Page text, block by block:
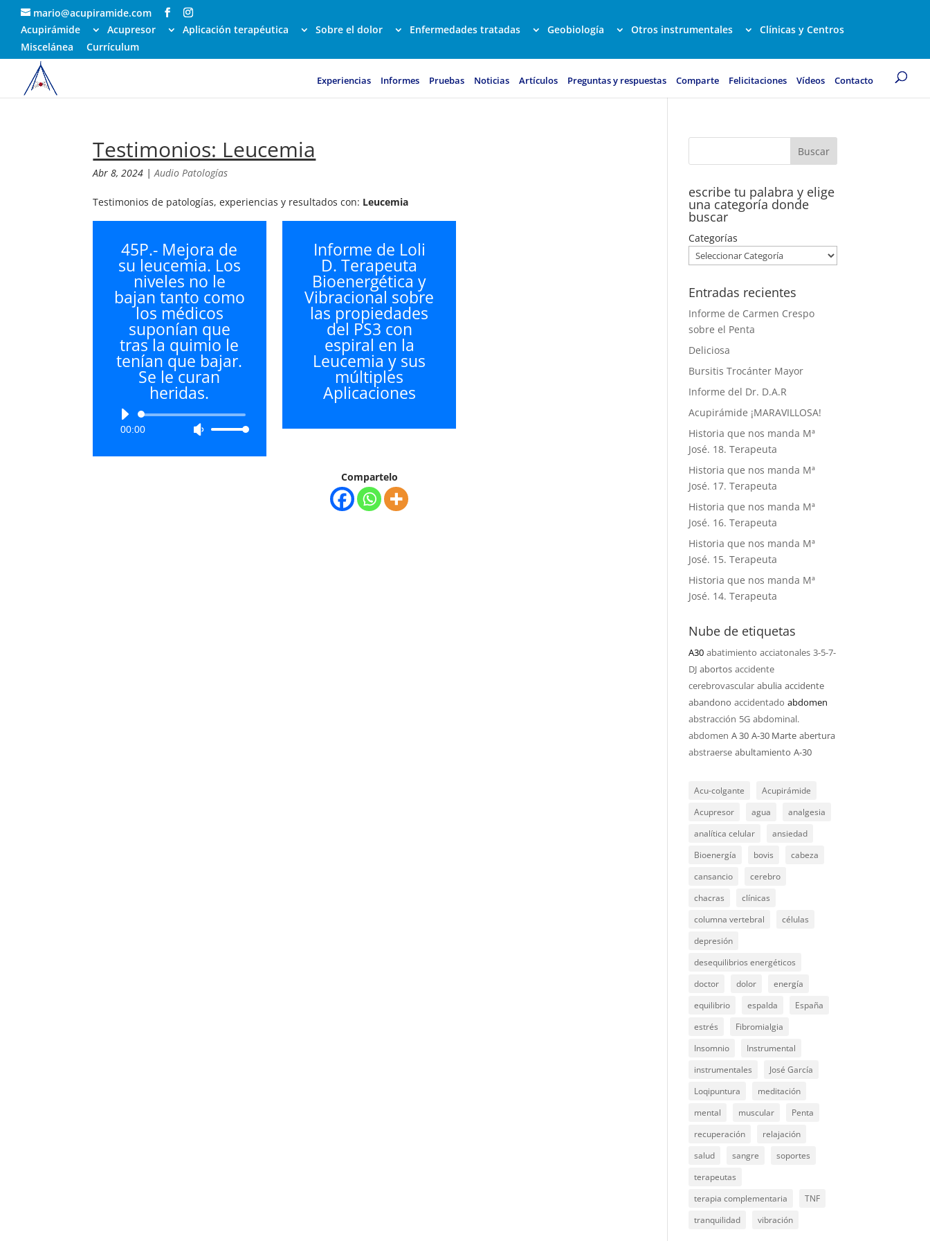
mario@acupiramide.com
Acupirámide
Acupresor Aplicación terapéutica Sobre el dolor Enfermedades tratadas Geobiología Otros instrumentales
Clínicas y Centros
Miscelánea
Currículum
Experiencias Informes Pruebas Noticias Artículos Preguntas y respuestas Comparte Felicitaciones Vídeos Contacto
Testimonios: Leucemia
Abr 8, 2024 |Audio Patologías
Testimonios de patologías, experiencias y resultados con: Leucemia
45P.- Mejora de
su leucemia. Los
niveles no le
bajan tanto como
los médicos
suponían que
tras la quimio le
tenían que bajar.
Se le curan
heridas.
Reproductor
00:00
Utiliza
Informe de Loli
D. Terapeuta
Bioenergética y
Vibracional sobre
las propiedades
del PS3 con
espiral en la
Leucemia y sus
múltiples
Aplicaciones
Compartelo
escribe tu palabra y elige
una categoría donde
buscar
Categorías
Entradas recientes
Informe de Carmen Crespo
sobre el Penta
Deliciosa
Bursitis Trocánter Mayor
Informe del Dr. D.A.R
Acupirámide ¡MARAVILLOSA!
Historia que nos manda Mª
José. 18. Terapeuta
Historia que nos manda Mª
José. 17. Terapeuta
Historia que nos manda Mª
José. 16. Terapeuta
Historia que nos manda Mª
José. 15. Terapeuta
Historia que nos manda Mª
José. 14. Terapeuta
Nube de etiquetas
A30 abatimiento acciatonales 3-5-7-
DJ abortos accidente
cerebrovascular abulia accidente
abandono accidentado abdomen
abstracción 5G abdominal.
abdomen A 30 A-30 Marte abertura
abstraerse abultamiento A-30
Acu-colgante
Acupirámide
Acupresor
agua
analgesia
analítica celular
ansiedad
Bioenergía
bovis
cabeza
cansancio
cerebro
chacras
clínicas
columna vertebral
células
depresión
desequilibrios energéticos
doctor
dolor
energía
equilibrio
espalda
España
estrés
Fibromialgia
Insomnio
Instrumental
instrumentales
José García
Loqipuntura
meditación
mental
muscular
Penta
recuperación
relajación
salud
sangre
soportes
terapeutas
terapia complementaria
TNF
tranquilidad
vibración